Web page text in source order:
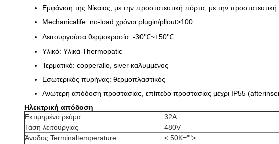
Εμφάνιση της Νίκαιας, με την προστατευτική πόρτα, με την
Mechanicalife: no-load χρόνοι plugin/pllout>100
Λειτουργούσα θερμοκρασία: -30℃~+50℃
Υλικό: Υλικά Thermopatic
Τερματικό: copperallo, siver καλυμμένος
Εσωτερικός πυρήνας: θερμοπλαστικός
Ανώτερη απόδοση προστασίας, επίπεδο προστασίας μέχρι IP55
Ηλεκτρική απόδοση
Εκτιμημένο ρεύμα
32A
Τάση λειτουργίας
480V
Άνοδος Terminaltemperature
< 50K="">